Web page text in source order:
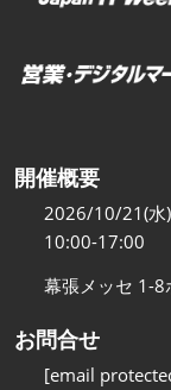
開催概要
2026/10/21(水
10:00-17:00
幕張メッセ 1-8
お問合せ
[email